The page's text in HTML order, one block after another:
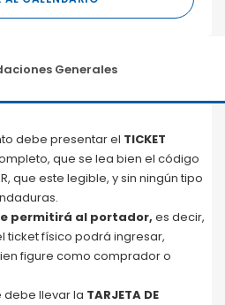
Generales
debe presentar el TICKET
que se lea bien el código
que este legible, y sin ningún tipo
permitirá al portador, es decir,
ticket físico podrá ingresar,
figure como comprador o
debe llevar la TARJETA DE